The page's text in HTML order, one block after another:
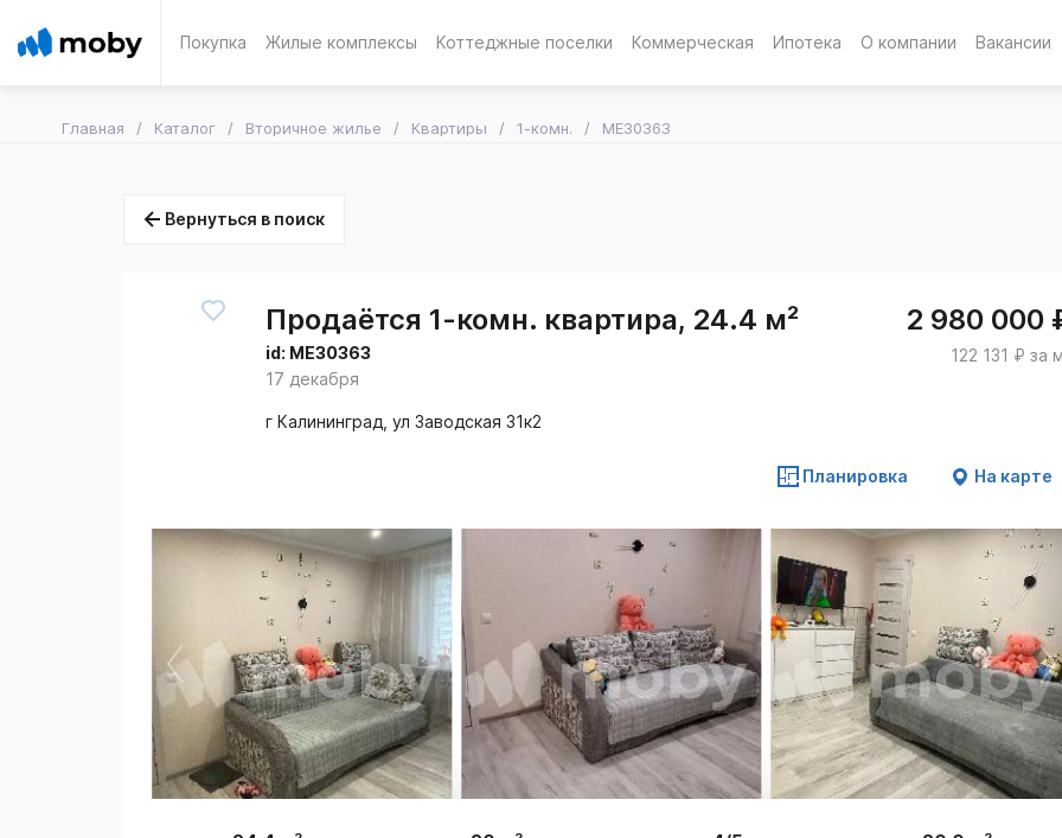
Покупка Жилые комплексы Коттеджные поселки Коммерческая Ипотека О компании Вакансии
Главная Каталог Вторичное жилье Квартиры 1-комн. ME30363
Вернуться в поиск
Продаётся 1-комн. квартира, 24.4 м²
id: ME30363
17 декабря
2 980 000
122 131 ₽ за
г Калининград, ул Заводская 31к2
Планировка На карте
1 21